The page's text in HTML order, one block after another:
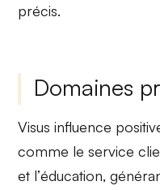
précis.
Domaines
Visus influence
comme leservice
et l’éducation,